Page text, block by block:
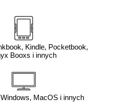
Kindle, Pocketbook,
Booxs i innych
MacOS i innych